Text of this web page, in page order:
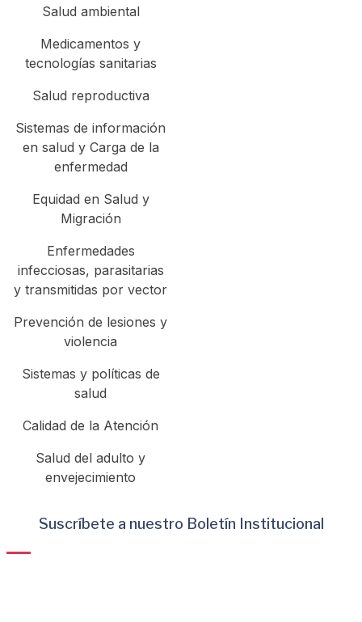
Salud ambiental
Medicamentos y
tecnologías sanitarias
Salud reproductiva
Sistemas de información
en salud y Carga de la
enfermedad
Equidad en Salud y
Migración
Enfermedades
infecciosas, parasitarias
y transmitidas por vector
Prevención de lesiones y
violencia
Sistemas y políticas de
salud
Calidad de la Atención
Salud del adulto y
envejecimiento
Suscríbete a nuestro Boletín Institucional